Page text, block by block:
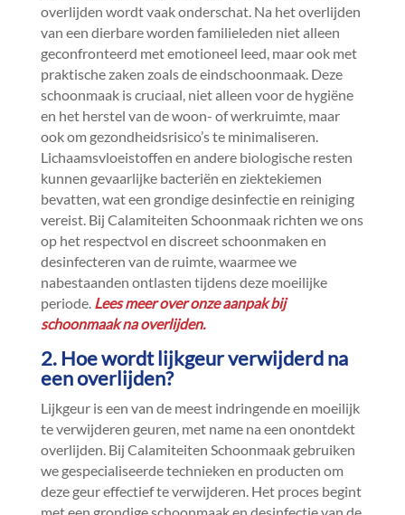
overlijden wordt vaak onderschat.​ Na het overlijden
van een dierbare worden familieleden niet alleen
geconfronteerd met emotioneel leed, maar ook met
praktische zaken zoals de eindschoonmaak.​ Deze
schoonmaak is cruciaal, niet alleen voor de hygiëne
en het herstel van de woon- of werkruimte, maar
ook om gezondheidsrisico’s te minimaliseren.​
Lichaamsvloeistoffen en andere biologische resten
kunnen gevaarlijke bacteriën en ziektekiemen
bevatten, wat een grondige desinfectie en reiniging
vereist.​ Bij Calamiteiten Schoonmaak richten we ons
op het respectvol en discreet schoonmaken en
desinfecteren van de ruimte, waarmee we
nabestaanden ontlasten tijdens deze moeilijke
periode.​ Lees meer over onze aanpak bij
schoonmaak na overlijden.​
2.​ Hoe wordt lijkgeur verwijderd na
een overlijden?
Lijkgeur is een van de meest indringende en moeilijk
te verwijderen geuren, met name na een onontdekt
overlijden.​ Bij Calamiteiten Schoonmaak gebruiken
we gespecialiseerde technieken en producten om
deze geur effectief te verwijderen.​ Het proces begint